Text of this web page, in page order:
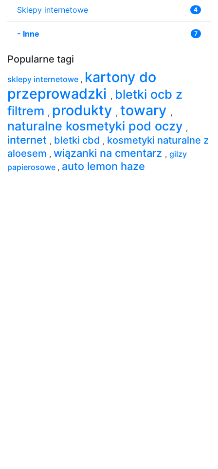
Sklepy internetowe 4
- Inne 7
Popularne tagi
sklepy internetowe , kartony do
przeprowadzki , bletki ocb z
filtrem , produkty , towary ,
naturalne kosmetyki pod oczy ,
internet , bletki cbd , kosmetyki naturalne z
aloesem , wiązanki na cmentarz , gilzy
papierosowe , auto lemon haze